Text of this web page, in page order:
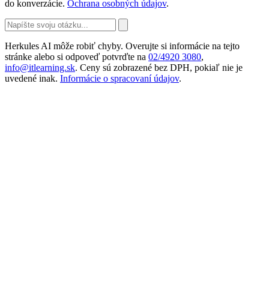
do konverzácie. Ochrana osobných údajov.
Herkules AI môže robiť chyby. Overujte si informácie na tejto
stránke alebo si odpoveď potvrďte na 02/4920 3080,
info@itlearning.sk. Ceny sú zobrazené bez DPH, pokiaľ nie je
uvedené inak. Informácie o spracovaní údajov.